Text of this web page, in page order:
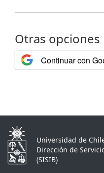
Otras opciones
Continuar con
Universidad de
Dirección de
(SISIB)